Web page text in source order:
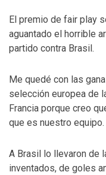
El premio de fair play
aguantado el horrible
partido contra Brasil.
Me quedé con las
selección europea de
Francia porque creo
que es nuestro equipo.
A Brasil lo llevaron de
inventados, de goles